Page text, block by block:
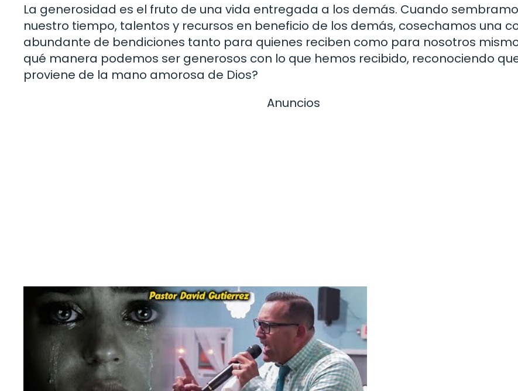
La generosidad es el fruto de una vida entregada a los demás. Cuando
nuestro tiempo, talentos y recursos en beneficio de los demás, cosechamos una
abundante de bendiciones tanto para quienes reciben como para nosotros
qué manera podemos ser generosos con lo que hemos recibido, reconociendo
proviene de la mano amorosa de Dios?
Anuncios